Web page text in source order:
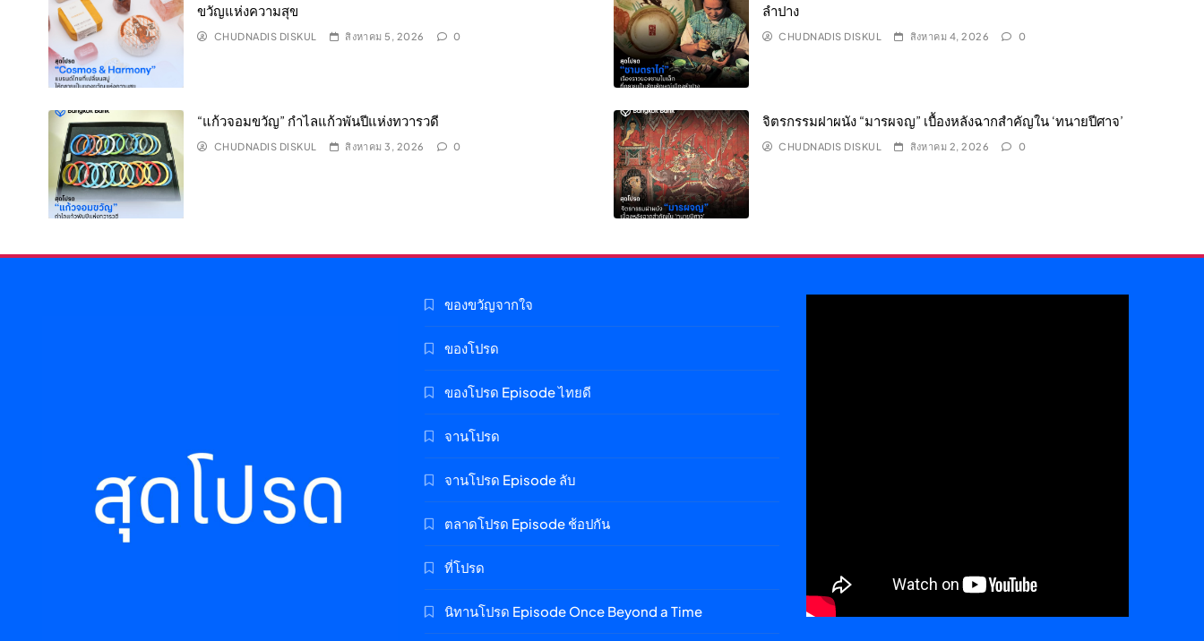
ขวัญแห่งความสุข
CHUDNADIS DISKUL สิงหาคม 5, 2026 0
ลำปาง
CHUDNADIS DISKUL สิงหาคม 4, 2026 0
“แก้วจอมขวัญ” กำไลแก้วพันปีแห่งทวารวดี
CHUDNADIS DISKUL สิงหาคม 3, 2026 0
จิตรกรรมฝาผนัง “มารผจญ” เบื้องหลังฉากสำคัญใน ‘ทนายปีศาจ’
CHUDNADIS DISKUL สิงหาคม 2, 2026 0
ของขวัญจากใจ
ของโปรด
ของโปรด Episode ไทยดี
จานโปรด
จานโปรด Episode ลับ
ตลาดโปรด Episode ช้อปกัน
ที่โปรด
นิทานโปรด Episode Once Beyond a Time